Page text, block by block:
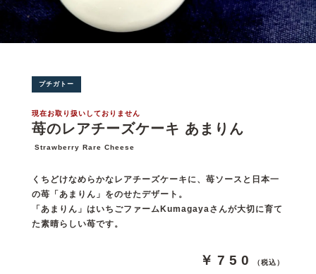
プチガトー
現在お取り扱いしておりません
苺のレアチーズケーキ あまりん
Strawberry Rare Cheese
くちどけなめらかなレアチーズケーキに、苺ソースと日本一
の苺「あまりん」をのせたデザート。
「あまりん」はいちごファームKumagayaさんが大切に育て
た素晴らしい苺です。
￥750 （税込）